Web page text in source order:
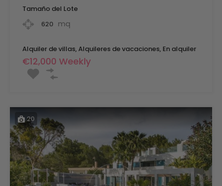
Tamaño del Lote
620 mq
Alquiler de villas, Alquileres de vacaciones, En alquiler
€12,000 Weekly
20